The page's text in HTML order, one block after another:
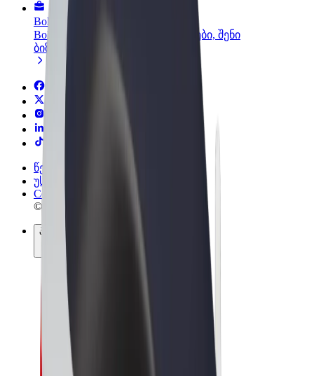
Bolt ბიზნესისთვის
Bolt-ის პროდუქტები და სერვისები, შენი
ბიზნესისთვის
წესები და პირობები
უსაფრთხოება
Cookies
© 2026 Bolt Technology OÜ
პროდუქტები
მგზავრობები
სკუტერები
Bolt Market
Bolt Food
Bolt Drive